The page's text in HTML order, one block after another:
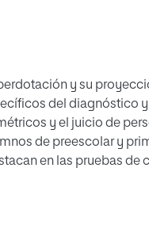
y su
del diagnóstico y
y el juicio de
de preescolar y
en las pruebas de
y que el conjunto
se aconseja aplicarlos